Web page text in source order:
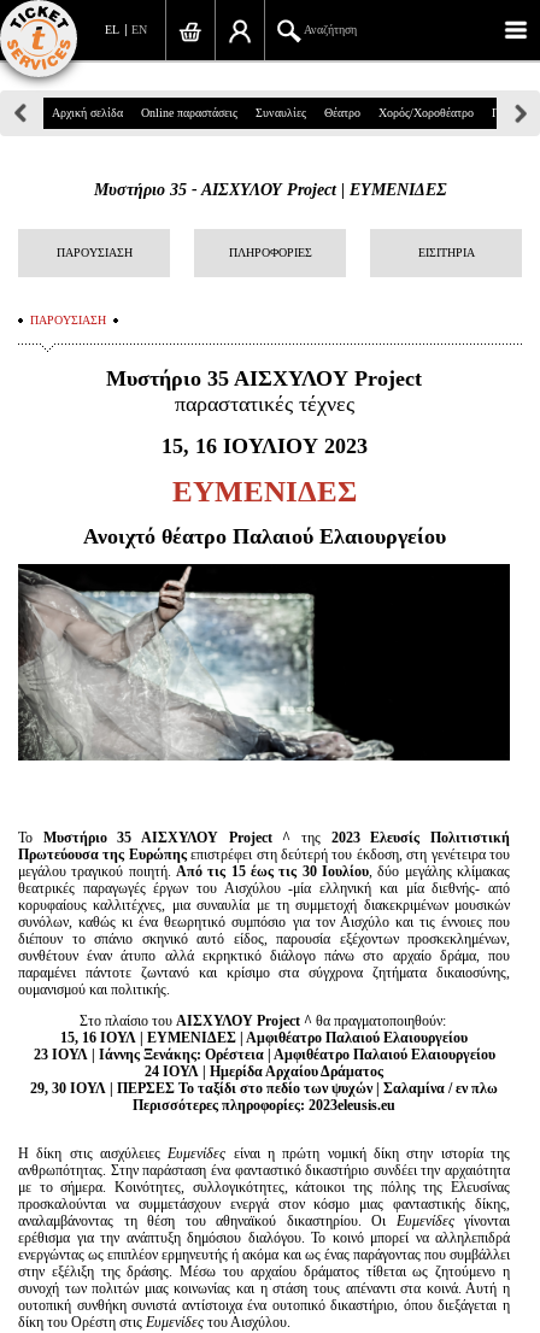
EN
EL Αναζήτηση
Πανεπιστημίου 39, Αθήνα
info@ticketservices.gr
Αναζήτηση
Παραγγελία
Αναζήτηση παραγγελίας
Προσωπικά Δεδομένα
Πληροφορίες
Είσοδος διαχειριστή
Αρχική σελίδα Online παραστάσεις Συναυλίες Θέατρο Χορός/Χοροθέατρο Παιδικά
Μυστήριο 35 - ΑΙΣΧΥΛΟΥ Project | EΥΜΕΝΙΔΕΣ
ΠΑΡΟΥΣΙΑΣΗ ΠΛΗΡΟΦΟΡΙΕΣ ΕΙΣΙΤΗΡΙΑ
ΠΑΡΟΥΣΙΑΣΗ
Μυστήριο 35 ΑΙΣΧΥΛΟΥ Project
παραστατικές τέχνες
15, 16 ΙΟΥΛΙΟΥ 2023
EΥΜΕΝΙΔΕΣ
Ανοιχτό θέατρο Παλαιού Ελαιουργείου
Το Μυστήριο 35 ΑΙΣΧΥΛΟΥ Project ^της 2023 Ελευσίς Πολιτιστική
Πρωτεύουσα της Ευρώπηςεπιστρέφει στη δεύτερή του έκδοση, στη γενέτειρα του
μεγάλου τραγικού ποιητή. Από τις 15 έως τις 30 Ιουλίου, δύο μεγάλης κλίμακας
θεατρικές παραγωγές έργων του Αισχύλου -μία ελληνική και μία διεθνής- από
κορυφαίους καλλιτέχνες, μια συναυλία με τη συμμετοχή διακεκριμένων μουσικών
συνόλων, καθώς κι ένα θεωρητικό συμπόσιο για τον Αισχύλο και τις έννοιες που
διέπουν το σπάνιο σκηνικό αυτό είδος, παρουσία εξέχοντων προσκεκλημένων,
συνθέτουν έναν άτυπο αλλά εκρηκτικό διάλογο πάνω στο αρχαίο δράμα, που
παραμένει πάντοτε ζωντανό και κρίσιμο στα σύγχρονα ζητήματα δικαιοσύνης,
ουμανισμού και πολιτικής.
Στο πλαίσιο του ΑΙΣΧΥΛΟΥ Project ^θα πραγματοποιηθούν:
15, 16 ΙΟΥΛ | EΥΜΕΝΙΔΕΣ | Αμφιθέατρο Παλαιού Ελαιουργείου
23 ΙΟΥΛ | Ιάννης Ξενάκης: Ορέστεια | Αμφιθέατρο Παλαιού Ελαιουργείου
24 ΙΟΥΛ | Ημερίδα Αρχαίου Δράματος
29, 30 ΙΟΥΛ | ΠΕΡΣΕΣ Το ταξίδι στο πεδίο των ψυχών | Σαλαμίνα / εν πλω
Περισσότερες πληροφορίες: 2023eleusis.eu
Η δίκη στις αισχύλειεςΕυμενίδες είναι η πρώτη νομική δίκη στην ιστορία της
ανθρωπότητας. Στην παράσταση ένα φανταστικό δικαστήριο συνδέει την αρχαιότητα
με το σήμερα. Κοινότητες, συλλογικότητες, κάτοικοι της πόλης της Ελευσίνας
προσκαλούνται να συμμετάσχουν ενεργά στον κόσμο μιας φανταστικής δίκης,
αναλαμβάνοντας τη θέση του αθηναϊκού δικαστηρίου. Οι Ευμενίδες γίνονται
ερέθισμα για την ανάπτυξη δημόσιου διαλόγου. Το κοινό μπορεί να αλληλεπιδρά
ενεργώντας ως επιπλέον ερμηνευτής ή ακόμα και ως ένας παράγοντας που συμβάλλει
στην εξέλιξη της δράσης. Μέσω του αρχαίου δράματος τίθεται ως ζητούμενο η
συνοχή των πολιτών μιας κοινωνίας και η στάση τους απέναντι στα κοινά. Αυτή η
ουτοπική συνθήκη συνιστά αντίστοιχα ένα ουτοπικό δικαστήριο, όπου διεξάγεται η
δίκη του Ορέστη στις Ευμενίδες του Αισχύλου.